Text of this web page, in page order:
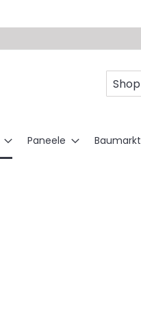
Paneele Baumarkt